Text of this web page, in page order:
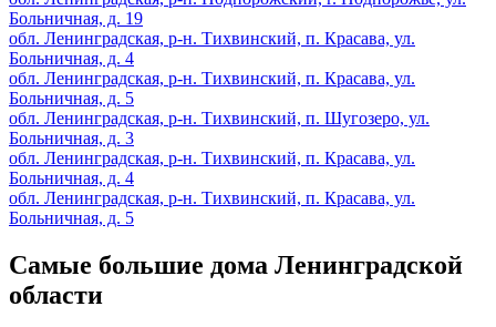
Больничная, д. 19
обл. Ленинградская, р-н. Тихвинский, п. Красава, ул.
Больничная, д. 4
обл. Ленинградская, р-н. Тихвинский, п. Красава, ул.
Больничная, д. 5
обл. Ленинградская, р-н. Тихвинский, п. Шугозеро, ул.
Больничная, д. 3
обл. Ленинградская, р-н. Тихвинский, п. Красава, ул.
Больничная, д. 4
обл. Ленинградская, р-н. Тихвинский, п. Красава, ул.
Больничная, д. 5
Самые большие дома Ленинградской
области